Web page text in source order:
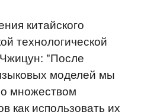
китайского
технологической
"После
моделей мы
множеством
как использовать их